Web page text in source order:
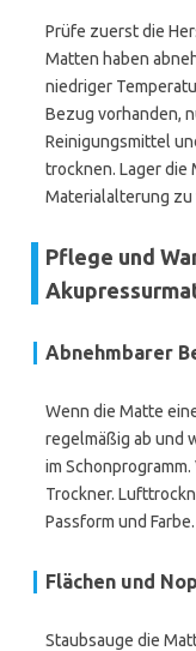
Prüfe zuerst die
Matten haben
niedriger
Bezug vorhanden,
Reinigungsmittel
trocknen. Lager
Materialalterung zu
Pflege und
Abnehmbarer
Wenn die Matte
regelmäßig ab und
im
Trockner.
Passform und Farbe.
Flächen und
Staubsauge die